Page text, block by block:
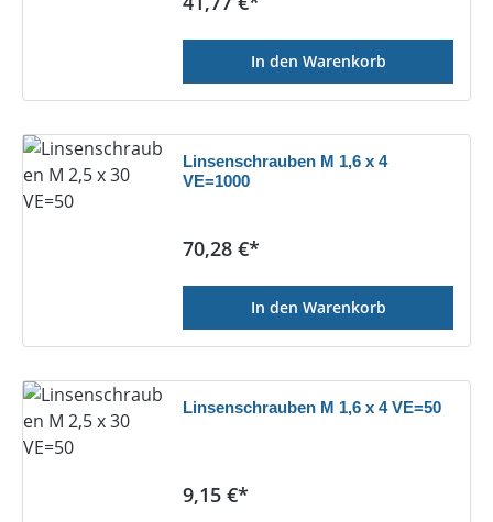
In den Warenkorb
Linsenschrauben M 1,6 x 4
VE=1000
Regulärer Preis:
70,28 €*
In den Warenkorb
Linsenschrauben M 1,6 x 4 VE=50
Regulärer Preis:
9,15 €*